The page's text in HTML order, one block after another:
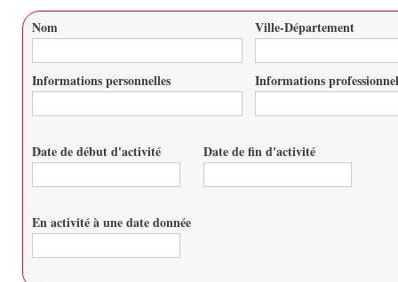
Vous êtes ici
Nom Ville-Département
Informations personnelles Informations
Date de début d'activité Date de fin d'activité
En activité à une date donnée